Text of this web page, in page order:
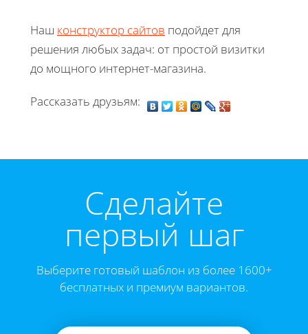
Наш конструктор сайтов подойдет для
решения любых задач: от простой визитки
до мощного интернет-магазина.
Рассказать друзьям:
Cделайте
первый шаг
Выберите готовый шаблон из более 1600+
бесплатных и премиум вариантов.